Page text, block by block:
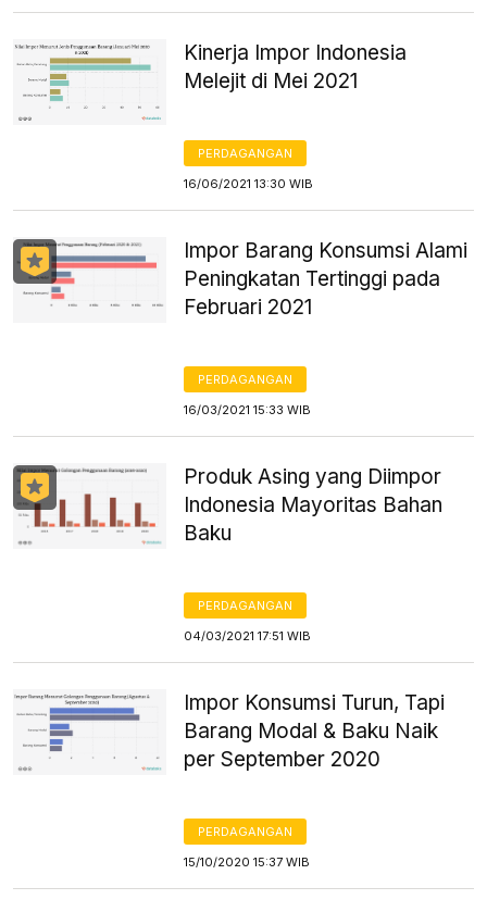
Kinerja Impor Indonesia
Melejit di Mei 2021
PERDAGANGAN
16/06/2021 13:30 WIB
Impor Barang Konsumsi Alami
Peningkatan Tertinggi pada
Februari 2021
PERDAGANGAN
16/03/2021 15:33 WIB
Produk Asing yang Diimpor
Indonesia Mayoritas Bahan
Baku
PERDAGANGAN
04/03/2021 17:51 WIB
Impor Konsumsi Turun, Tapi
Barang Modal & Baku Naik
per September 2020
PERDAGANGAN
15/10/2020 15:37 WIB